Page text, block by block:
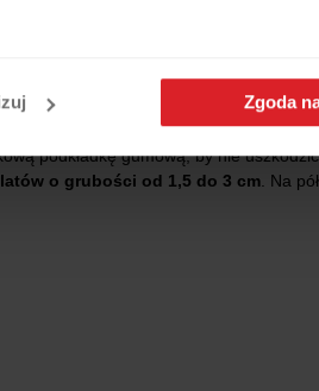
Zgoda
dowolnych przedmiotów. Dzięki
zdjęcie w galerii produktu).
podkładkę gumową, by nie
o grubości od 1,5 do 3 cm . Na